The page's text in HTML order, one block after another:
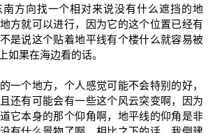
方向找一个相对来说没有什么遮挡的地
方就可以进行，因为它的这个位置已经有
是说这个贴着地平线有个楼什么就容易被
如果在海边看的话。
一个地方，个人感觉可能不会特别的好，
还有可能会有一些这个风云突变啊，因为
它本身的那个仰角啊，地平线的仰角是非